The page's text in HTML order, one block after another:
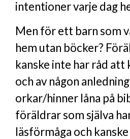
intentioner varje dag
Men för ett barn som
hem utan böcker?
kanske inte har råd att
och av någon
orkar/hinner låna på
föräldrar som själva
läsförmåga och